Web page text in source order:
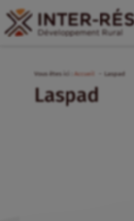
Vous êtes ici : Accueil Laspad
Laspad